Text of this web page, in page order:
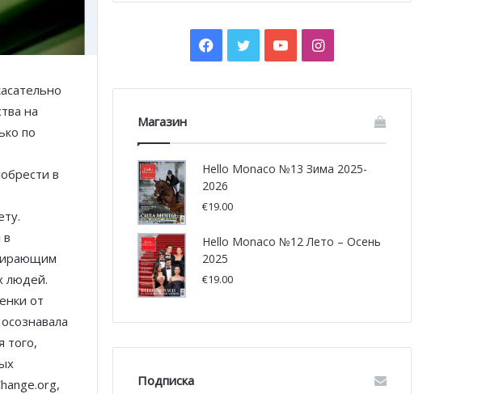
на
по
в
в
людей.
от
того,
перед
Facebook
TwitterYouTubeInstagram
Магазин
Hello Monaco №13 Зима 2025-
2026
€19.00
Hello Monaco №12 Лето – Осень
2025
€19.00
Подписка